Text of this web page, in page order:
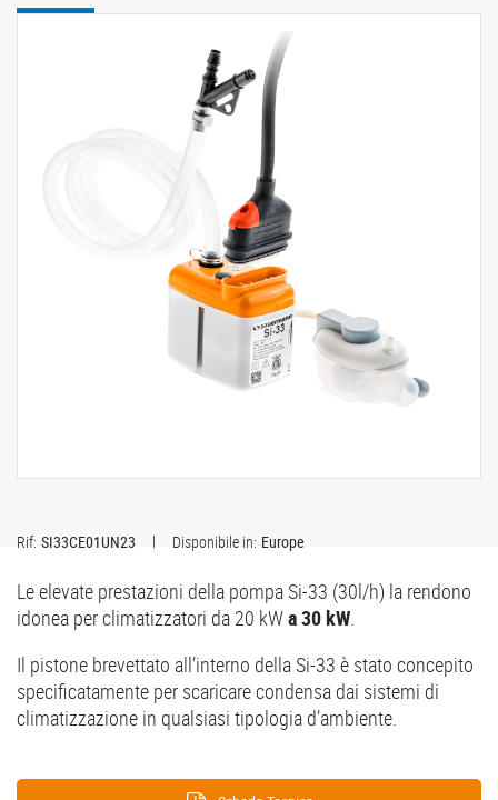
Disponibile in: Europe
Rif: SI33CE01UN23
Le elevate prestazioni della pompa Si-33 (30l/h) la rendono
idonea per climatizzatori da 20 kWa 30 kW.
Il pistone brevettato all’interno della Si-33 è stato concepito
specificatamente per scaricare condensa dai sistemi di
climatizzazione in qualsiasi tipologia d’ambiente.